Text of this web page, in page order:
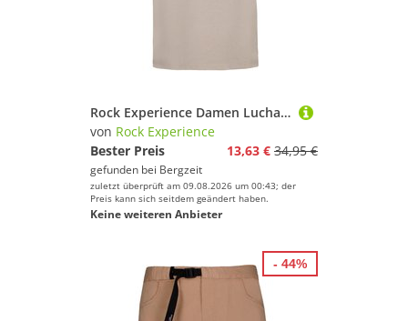
Rock Experience Damen Lucha Libre T-Shirt
von Rock Experience
Bester Preis
13,63 € 34,95 €
gefunden bei Bergzeit
zuletzt überprüft am 09.08.2026 um 00:43; der
Preis kann sich seitdem geändert haben.
Keine weiteren Anbieter
- 44%